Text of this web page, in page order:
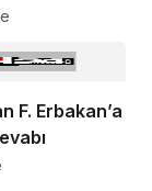
bir
F. Erbakan’a